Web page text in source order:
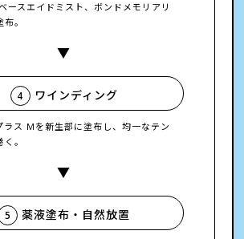
ースエイドミスト、ボンドメモリアリ
。
4 ワインディング
ラス Mを新生部に塗布し、均一なテン
。
5 薬液塗布・自然放置